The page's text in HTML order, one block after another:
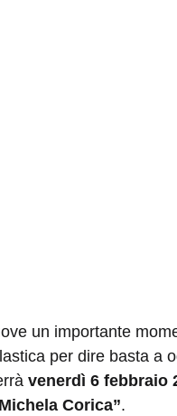
un importante
per dire basta a
venerdì 6 febbraio
Corica”.